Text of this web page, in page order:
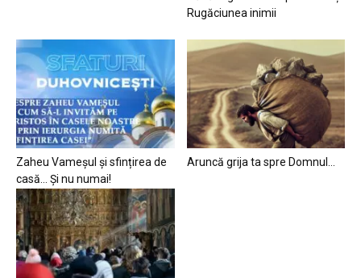
Rugăciunea inimii
Zaheu Vameșul și sfințirea de
casă… Și nu numai!
Aruncă grija ta spre Domnul…